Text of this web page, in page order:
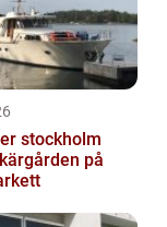
stockholm
på